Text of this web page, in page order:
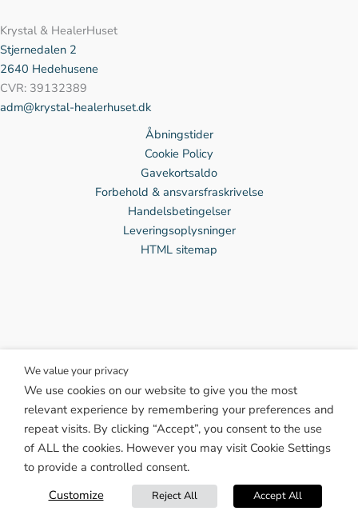
Krystal & HealerHuset
Stjernedalen 2
2640 Hedehusene
CVR: 39132389
adm@krystal-healerhuset.dk
Åbningstider
Cookie Policy
Gavekortsaldo
Forbehold & ansvarsfraskrivelse
Handelsbetingelser
Leveringsoplysninger
HTML sitemap
Facebook
Instagram
Twitter
TikTok
Pinterest
Linkedin
We value your privacy
We use cookies on our website to give you the most
relevant experience by remembering your preferences and
repeat visits. By clicking “Accept”, you consent to the use
of ALL the cookies. However you may visit Cookie Settings
to provide a controlled consent.
Customize
Reject All Accept All